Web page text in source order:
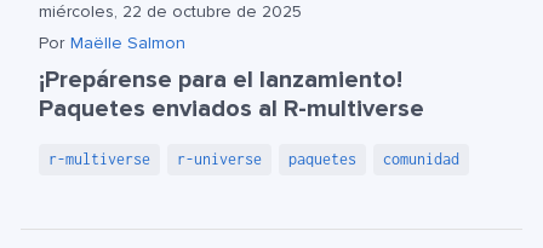
miércoles, 22 de octubre de 2025
Por Maëlle Salmon
¡Prepárense para el lanzamiento!
Paquetes enviados al R-multiverse
r-multiverse r-universe paquetes comunidad